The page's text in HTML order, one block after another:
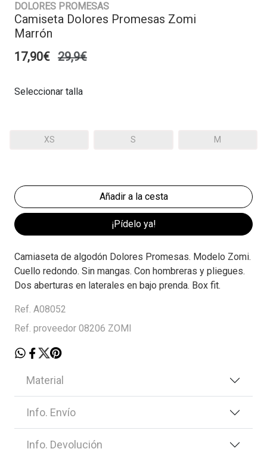
DOLORES PROMESAS
Camiseta Dolores Promesas Zomi
Marrón
17,90€ 29,9€
Seleccionar talla
XS S M
¡Pídelo ya!
Camiaseta de algodón Dolores Promesas. Modelo Zomi.
Cuello redondo. Sin mangas. Con hombreras y pliegues.
Dos aberturas en laterales en bajo prenda. Box fit.
Ref. A08052
Ref. proveedor 08206 ZOMI
Material
Info. Envío
Info. Devolución